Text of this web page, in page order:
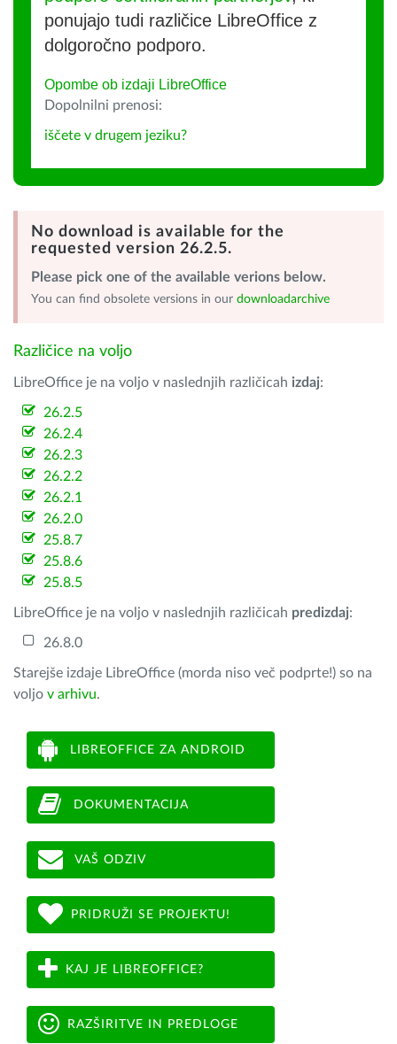
ponujajo tudi različice LibreOffice z
dolgoročno podporo.
Opombe ob izdaji LibreOffice
Dopolnilni prenosi:
iščete v drugem jeziku?
No download is available for the
requested version 26.2.5.
Please pick one of the available verions below.
You can find obsolete versions in our downloadarchive
Različice na voljo
LibreOffice je na voljo v naslednjih različicah izdaj:
26.2.5
26.2.4
26.2.3
26.2.2
26.2.1
26.2.0
25.8.7
25.8.6
25.8.5
LibreOffice je na voljo v naslednjih različicah predizdaj:
26.8.0
Starejše izdaje LibreOffice (morda niso več podprte!) so na
voljo v arhivu.
LIBREOFFICE ZA ANDROID
DOKUMENTACIJA
VAŠ ODZIV
PRIDRUŽI SE PROJEKTU!
KAJ JE LIBREOFFICE?
RAZŠIRITVE IN PREDLOGE